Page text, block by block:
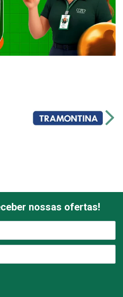
nossas ofertas!